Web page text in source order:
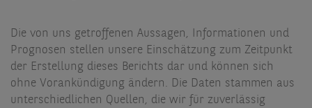
Die von uns getroffenen Aussagen, Informationen und
Prognosen stellen unsere Einschätzung zum Zeitpunkt
der Erstellung dieses Berichts dar und können sich
ohne Vorankündigung ändern. Die Daten stammen aus
unterschiedlichen Quellen, die wir für zuverlässig